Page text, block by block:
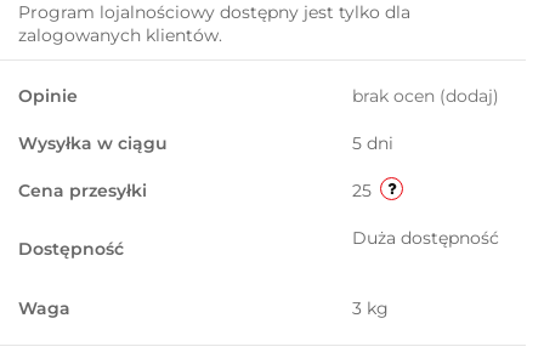
Program lojalnościowy dostępny jest tylko dla
zalogowanych klientów.
Opinie brak ocen (dodaj)
Wysyłka w ciągu 5 dni
Cena przesyłki 25
Dostępność Duża dostępność
Waga 3 kg